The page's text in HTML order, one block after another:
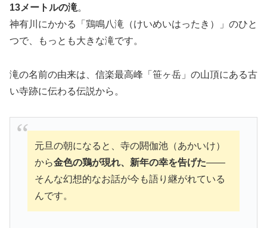
13メートルの滝。
神有川にかかる「鶏鳴八滝（けいめいはったき）」のひと
つで、もっとも大きな滝です。
滝の名前の由来は、信楽最高峰「笹ヶ岳」の山頂にある古
い寺跡に伝わる伝説から。
元旦の朝になると、寺の閼伽池（あかいけ）
から金色の鶏が現れ、新年の幸を告げた――
そんな幻想的なお話が今も語り継がれている
んです。